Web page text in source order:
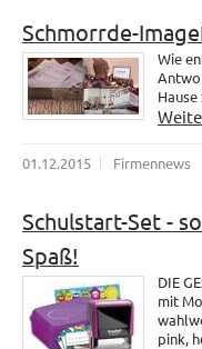
Schmorrde-
Wie
01.12.2015 Firmennews
Schulstart-Set -
Spaß!
DIE
mit
pink,